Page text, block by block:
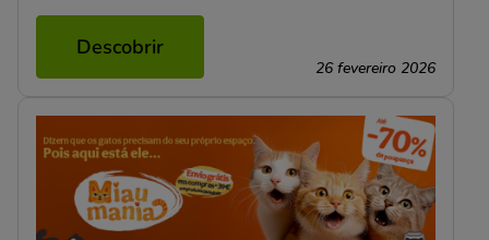
Descobrir
26 fevereiro 2026